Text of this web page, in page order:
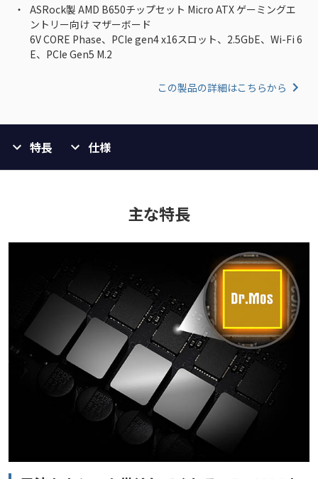
ASRock製 AMD B650チップセット Micro ATX ゲーミングエ
ントリー向け マザーボード
6V CORE Phase、PCIe gen4 x16スロット、2.5GbE、Wi-Fi 6
E、PCIe Gen5 M.2
この製品の詳細はこちらから
特長 仕様
主な特長